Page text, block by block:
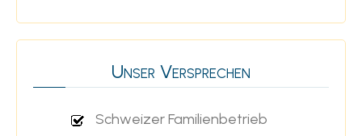
Unser Versprechen
Schweizer Familienbetrieb